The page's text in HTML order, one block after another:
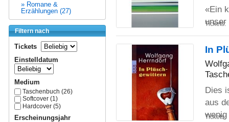
» Romane &
Erzählungen (27)
Filtern nach
Tickets
Einstelldatum
Medium
Taschenbuch (26)
Softcover (1)
Hardcover (5)
Erscheinungsjahr
«Ein
unser
Tickets:
In
Dies
aus
Tickets: